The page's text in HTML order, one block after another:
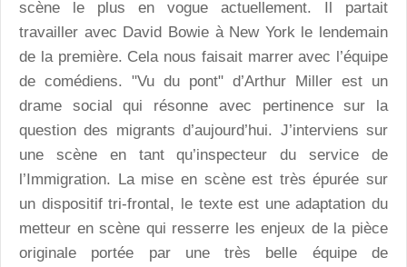
scène le plus en vogue actuellement. Il partait
travailler avec David Bowie à New York le lendemain
de la première. Cela nous faisait marrer avec l’équipe
de comédiens. "Vu du pont" d’Arthur Miller est un
drame social qui résonne avec pertinence sur la
question des migrants d’aujourd’hui. J’interviens sur
une scène en tant qu’inspecteur du service de
l’Immigration. La mise en scène est très épurée sur
un dispositif tri-frontal, le texte est une adaptation du
metteur en scène qui resserre les enjeux de la pièce
originale portée par une très belle équipe de